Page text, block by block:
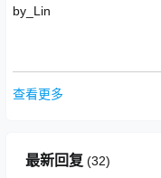
by_Lin
查看更多
最新回复 (32)